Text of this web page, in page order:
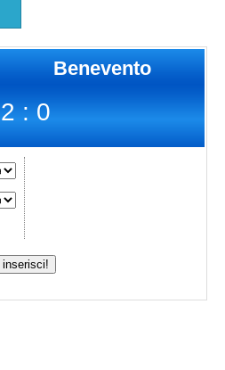
Benevento
2 : 0